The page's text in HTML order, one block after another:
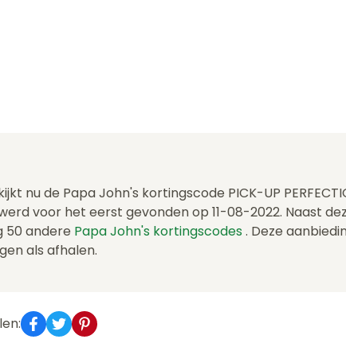
nu de Papa John's kortingscode PICK-UP
voor het eerst gevonden op 11-08-2022. Naast
50 andere Papa John's kortingscodes . Deze
als afhalen.